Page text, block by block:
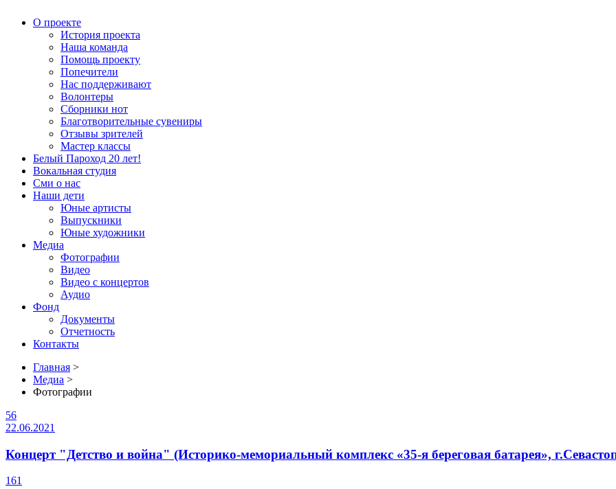
О проекте
История проекта
Наша команда
Помощь проекту
Попечители
Нас поддерживают
Волонтеры
Сборники нот
Благотворительные сувениры
Отзывы зрителей
Мастер классы
Белый Пароход 20 лет!
Вокальная студия
Сми о нас
Наши дети
Юные артисты
Выпускники
Юные художники
Медиа
Фотографии
Видео
Видео с концертов
Аудио
Фонд
Документы
Отчетность
Контакты
Главная >
Медиа >
Фотографии
56
22.06.2021
Концерт "Детство и война" (Историко-мемориальный комплекс «35-я береговая батарея»,
161